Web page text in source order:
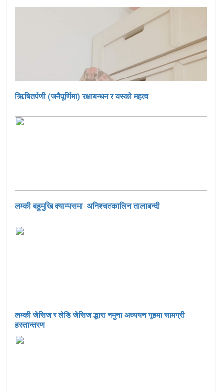
ऋिषितर्पणी (जनैपूर्णिमा) रक्षाबन्धन र यस्को महत्व
लम्की बहुमुखि क्याम्पसमा अनिश्चतकालिन तालाबन्दी
लम्की जेसिज र लेडि जेसिज द्धारा नमुना अध्ययन गृहमा सामग्री
हस्तान्तरण